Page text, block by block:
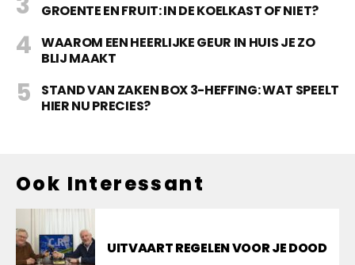
GROENTE EN FRUIT: IN DE KOELKAST OF NIET?
WAAROM EEN HEERLIJKE GEUR IN HUIS JE ZO
BLIJ MAAKT
STAND VAN ZAKEN BOX 3-HEFFING: WAT SPEELT
HIER NU PRECIES?
Ook Interessant
UITVAART REGELEN VOOR JE DOOD